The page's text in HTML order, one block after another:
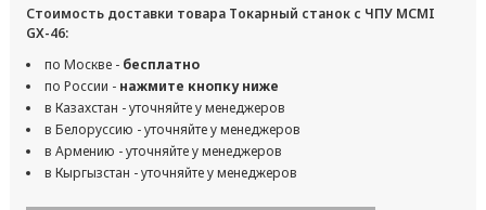
Стоимость доставки товара Токарный станок с ЧПУ MCMI
GX-46:
по Москве - бесплатно
по России - нажмите кнопку ниже
в Казахстан - уточняйте у менеджеров
в Белоруссию - уточняйте у менеджеров
в Армению - уточняйте у менеджеров
в Кыргызстан - уточняйте у менеджеров